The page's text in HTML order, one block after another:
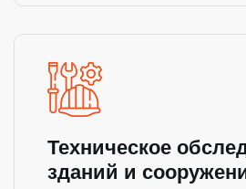
Техническое
зданий и